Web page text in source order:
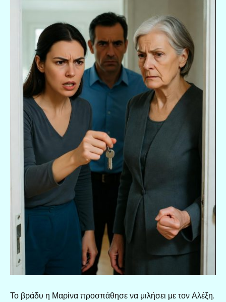
Το βράδυ η Μαρίνα προσπάθησε να μιλήσει με τον Αλέξη.